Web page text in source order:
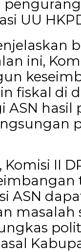
UU
ini,
fiskal di
ASN hasil
II
ASN
masalah